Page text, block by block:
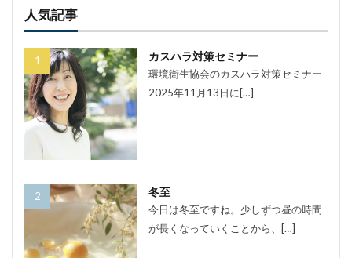
人気記事
カスハラ対策セミナー
環境衛生協会のカスハラ対策セミナー
2025年11月13日に[…]
冬至
今日は冬至ですね。少しずつ昼の時間
が長くなっていくことから、[…]